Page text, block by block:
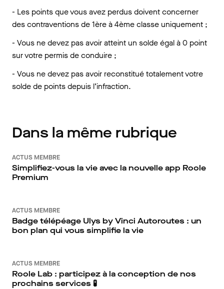
- Les points que vous avez perdus doivent concerner
des contraventions de 1ère à 4ème classe uniquement ;
- Vous ne devez pas avoir atteint un solde égal à 0 point
sur votre permis de conduire ;
- Vous ne devez pas avoir reconstitué totalement votre
solde de points depuis l’infraction.
Dans la même rubrique
ACTUS MEMBRE
Simplifiez-vous la vie avec la nouvelle app Roole
Premium
ACTUS MEMBRE
Badge télépéage Ulys by Vinci Autoroutes : un
bon plan qui vous simplifie la vie
ACTUS MEMBRE
Roole Lab : participez à la conception de nos
prochains services 🧪